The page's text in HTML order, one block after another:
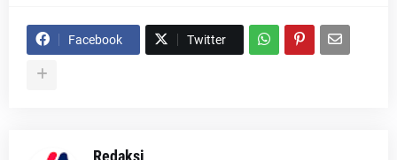
Facebook Twitter
Redaksi